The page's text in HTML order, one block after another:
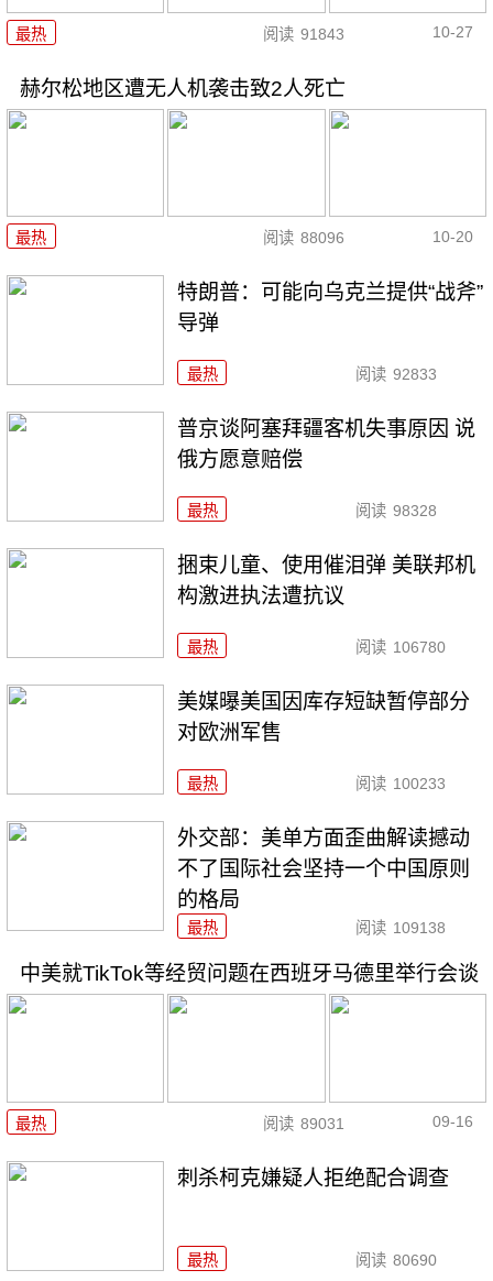
最热 阅读 91843 10-27
赫尔松地区遭无人机袭击致2人死亡
最热 阅读 88096 10-20
特朗普：可能向乌克兰提供“战斧”
导弹
最热 阅读 92833
普京谈阿塞拜疆客机失事原因 说
俄方愿意赔偿
最热 阅读 98328
捆束儿童、使用催泪弹 美联邦机
构激进执法遭抗议
最热 阅读 106780
美媒曝美国因库存短缺暂停部分
对欧洲军售
最热 阅读 100233
外交部：美单方面歪曲解读撼动
不了国际社会坚持一个中国原则
的格局
最热 阅读 109138
中美就TikTok等经贸问题在西班牙马德里举行会谈
最热 阅读 89031 09-16
刺杀柯克嫌疑人拒绝配合调查
最热 阅读 80690